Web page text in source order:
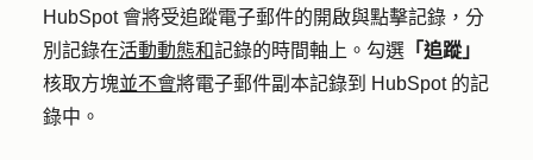
HubSpot 會將受追蹤電子郵件的開啟與點擊記錄，分
別記錄在活動動態和記錄的時間軸上。勾選 「追蹤」
核取方塊並不會將電子郵件副本記錄到 HubSpot 的記
錄中。